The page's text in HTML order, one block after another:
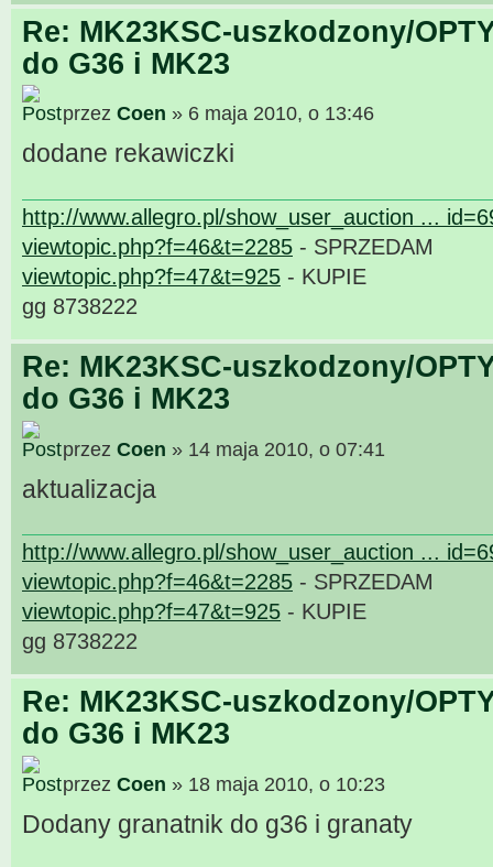
Re: MK23KSC-uszkodzony/
do G36 i MK23
przez Coen » 6 maja 2010, o 13:46
dodane rekawiczki
http://www.allegro.pl/show_user_auction ...
viewtopic.php?f=46&t=2285 - SPRZEDAM
viewtopic.php?f=47&t=925 - KUPIE
gg 8738222
Re: MK23KSC-uszkodzony/
do G36 i MK23
przez Coen » 14 maja 2010, o 07:41
aktualizacja
http://www.allegro.pl/show_user_auction ...
viewtopic.php?f=46&t=2285 - SPRZEDAM
viewtopic.php?f=47&t=925 - KUPIE
gg 8738222
Re: MK23KSC-uszkodzony/
do G36 i MK23
przez Coen » 18 maja 2010, o 10:23
Dodany granatnik do g36 i granaty